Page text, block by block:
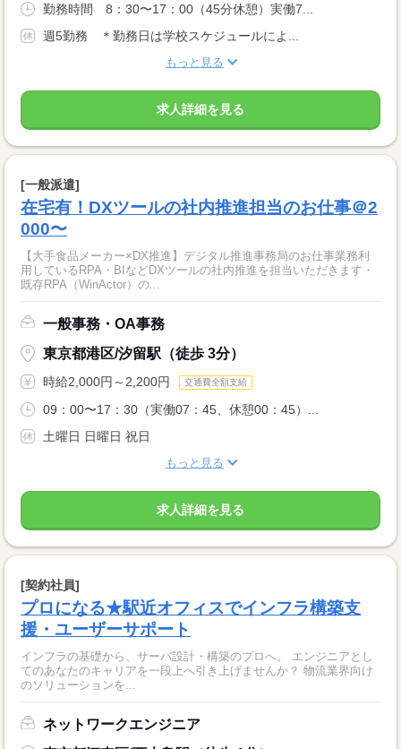
勤務時間 8：30〜17：00（45分休憩）実働7...
週5勤務 ＊勤務日は学校スケジュールによ...
もっと見る
求人詳細を見る
[一般派遣]
在宅有！DXツールの社内推進担当のお仕事＠2
000〜
【大手食品メーカー×DX推進】デジタル推進事務局のお仕事業務利
用しているRPA・BIなどDXツールの社内推進を担当いただきます・
既存RPA（WinActor）の...
一般事務・OA事務
東京都港区/汐留駅（徒歩 3分）
時給2,000円～2,200円 交通費全額支給
09：00〜17：30（実働07：45、休憩00：45）...
土曜日 日曜日 祝日
もっと見る
求人詳細を見る
[契約社員]
プロになる★駅近オフィスでインフラ構築支
援・ユーザーサポート
インフラの基礎から、サーバ設計・構築のプロへ。 エンジニアとし
てのあなたのキャリアを一段上へ引き上げませんか？ 物流業界向け
のソリューションを...
ネットワークエンジニア